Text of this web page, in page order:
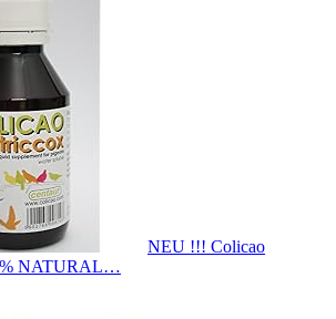
NEU !!! Colicao
NATURAL…